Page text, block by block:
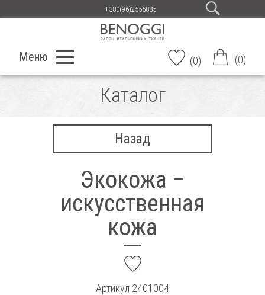
+380(96)2555885
Меню (0) (0)
Каталог
Назад
Экокожа –
искусственная
кожа
Артикул 2401004